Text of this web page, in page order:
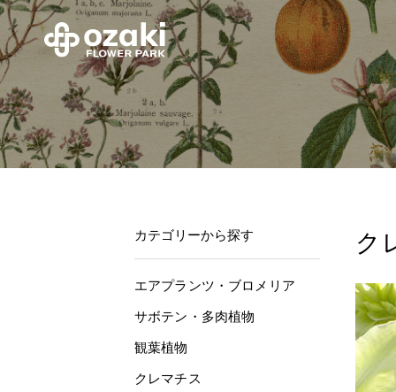
ク
カテゴリーから探す
エアプランツ・ブロメリア
サボテン・多肉植物
観葉植物
クレマチス